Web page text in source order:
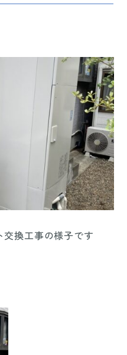
換工事の様子です